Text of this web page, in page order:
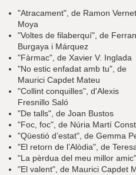
"Atracament", de Ramon Vernet
Moya
"Voltes de filaberquí", de Ferran
Burgaya i Márquez
"Fàrmac", de Xavier V. Inglada
"No estic enfadat amb tu", de
Maurici Capdet Mateu
"Collint conquilles", d'Alexis
Fresnillo Saló
"De talls", de Joan Bustos
"Foc, foc", de Núria Martí
"Qüestió d’estat", de Gemma
"El retorn de l’Alòdia", de
"La pèrdua del meu millor
"El valent", de Maurici Capdet